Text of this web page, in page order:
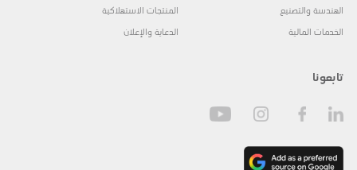
الهندسة والتصنيع
الخدمات المالية
المنتجات الاستهلاكية
الدعاية والإعلان
تابعونا